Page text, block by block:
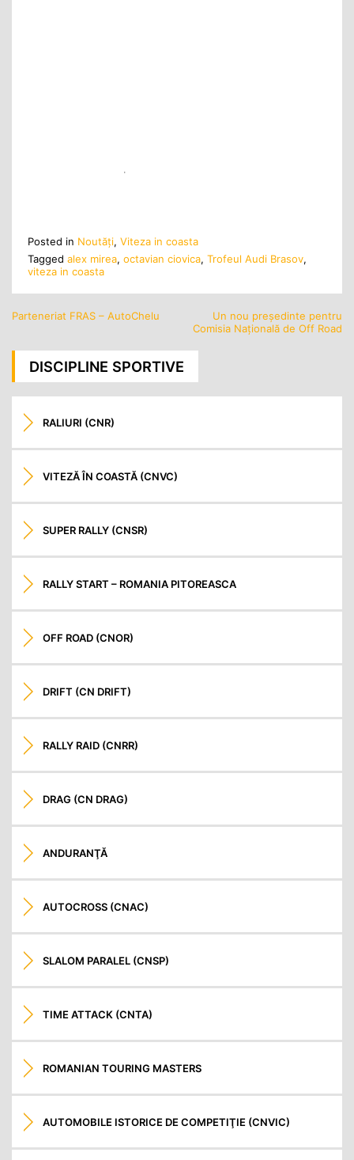
Posted in Noutăţi, Viteza in coasta
Tagged alex mirea, octavian ciovica, Trofeul Audi Brasov,
viteza in coasta
Navigare
articole
Parteneriat FRAS – AutoChelu
Un nou președinte pentru
Comisia Națională de Off Road
DISCIPLINE SPORTIVE
RALIURI (CNR)
VITEZĂ ÎN COASTĂ (CNVC)
SUPER RALLY (CNSR)
RALLY START – ROMANIA PITOREASCA
OFF ROAD (CNOR)
DRIFT (CN DRIFT)
RALLY RAID (CNRR)
DRAG (CN DRAG)
ANDURANŢĂ
AUTOCROSS (CNAC)
SLALOM PARALEL (CNSP)
TIME ATTACK (CNTA)
ROMANIAN TOURING MASTERS
AUTOMOBILE ISTORICE DE COMPETIŢIE (CNVIC)